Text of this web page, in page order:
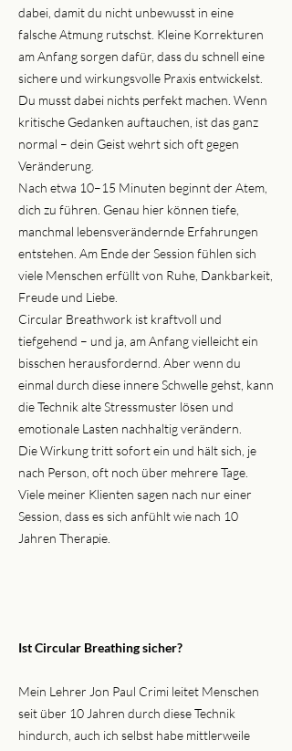
dabei, damit du nicht unbewusst in eine
falsche Atmung rutschst. Kleine Korrekturen
am Anfang sorgen dafür, dass du schnell eine
sichere und wirkungsvolle Praxis entwickelst.
Du musst dabei nichts perfekt machen. Wenn
kritische Gedanken auftauchen, ist das ganz
normal – dein Geist wehrt sich oft gegen
Veränderung.
Nach etwa 10–15 Minuten beginnt der Atem,
dich zu führen. Genau hier können tiefe,
manchmal lebensverändernde Erfahrungen
entstehen. Am Ende der Session fühlen sich
viele Menschen erfüllt von Ruhe, Dankbarkeit,
Freude und Liebe.
Circular Breathwork ist kraftvoll und
tiefgehend – und ja, am Anfang vielleicht ein
bisschen herausfordernd. Aber wenn du
einmal durch diese innere Schwelle gehst, kann
die Technik alte Stressmuster lösen und
emotionale Lasten nachhaltig verändern.
Die Wirkung tritt sofort ein und hält sich, je
nach Person, oft noch über mehrere Tage.
Viele meiner Klienten sagen nach nur einer
Session, dass es sich anfühlt wie nach 10
Jahren Therapie.
Ist Circular Breathing sicher?
Mein Lehrer Jon Paul Crimi leitet Menschen
seit über 10 Jahren durch diese Technik
hindurch, auch ich selbst habe mittlerweile